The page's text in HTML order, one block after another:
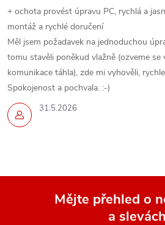
31.5.2026
+ ochota provést úpravu PC, rychlá a
montáž a rychlé doručení
Měl jsem požadavek na jednoduchou
tomu stavěli poněkud vlažně (ozveme se
komunikace táhla), zde mi vyhověli,
Spokojenost a pochvala. :-)
Mějte přehled o
a slevách